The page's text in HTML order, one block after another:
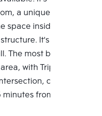
a unique residential
space inside the flat
It's like taking
The most beautiful
with Triple
connected
from Bang Sue